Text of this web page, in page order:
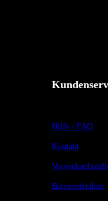
Hilfe / FAQ
Kontakt
Barrierefreiheit